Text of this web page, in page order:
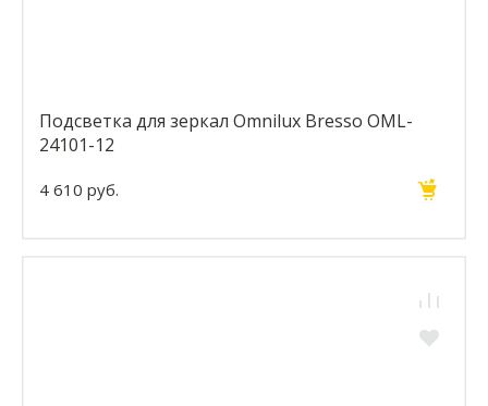
Подсветка для зеркал Omnilux Bresso OML-
24101-12
4 610 руб.